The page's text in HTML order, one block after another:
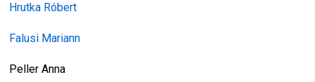
Hrutka Róbert
Falusi Mariann
Peller Anna